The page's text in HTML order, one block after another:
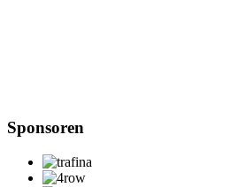
Sponsoren